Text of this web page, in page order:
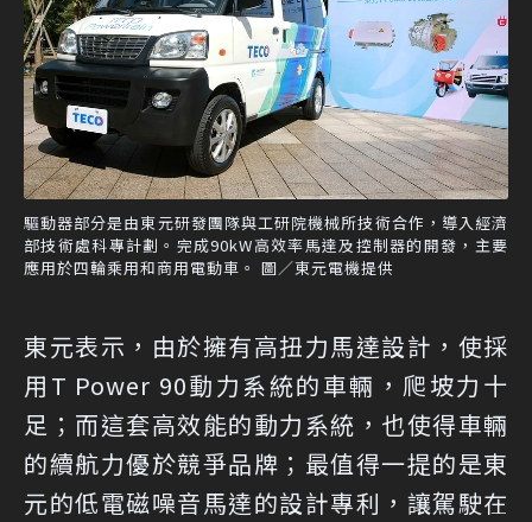
驅動器部分是由東元研發團隊與工研院機械所技術合作，導入經濟
部技術處科專計劃。完成90kW高效率馬達及控制器的開發，主要
應用於四輪乘用和商用電動車。 圖／東元電機提供
東元表示，由於擁有高扭力馬達設計，使採
用T Power 90動力系統的車輛，爬坡力十
足；而這套高效能的動力系統，也使得車輛
的續航力優於競爭品牌；最值得一提的是東
元的低電磁噪音馬達的設計專利，讓駕駛在